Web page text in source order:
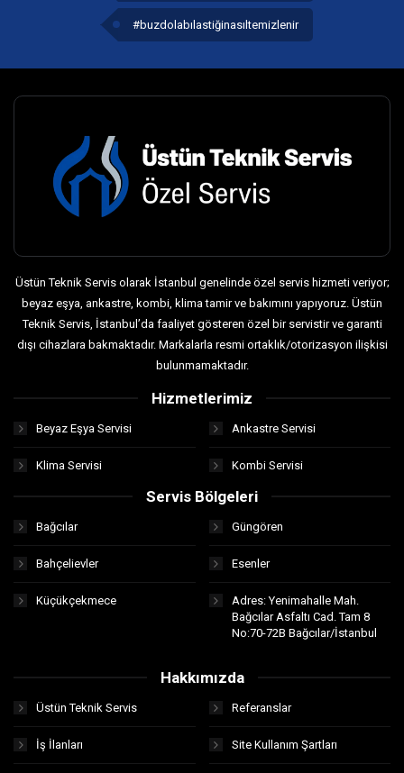
#buzdolabılastiğinasıltemizlenir
Üstün Teknik Servis olarak İstanbul genelinde özel servis hizmeti veriyor;
beyaz eşya, ankastre, kombi, klima tamir ve bakımını yapıyoruz. Üstün
Teknik Servis, İstanbul’da faaliyet gösteren özel bir servistir ve garanti
dışı cihazlara bakmaktadır. Markalarla resmi ortaklık/otorizasyon ilişkisi
bulunmamaktadır.
Hizmetlerimiz
Beyaz Eşya Servisi Ankastre Servisi
Klima Servisi Kombi Servisi
Servis Bölgeleri
Bağcılar Güngören
Bahçelievler Esenler
Küçükçekmece
Adres: Yenimahalle Mah.
Bağcılar Asfaltı Cad. Tam 8
No:70-72B Bağcılar/İstanbul
Hakkımızda
Üstün Teknik Servis Referanslar
İş İlanları Site Kullanım Şartları